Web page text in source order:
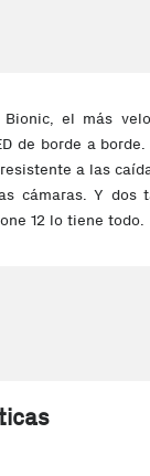
Bionic, el más
de borde a borde.
a las
cámaras. Y dos
12 lo tiene todo.